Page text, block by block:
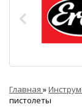
Главная »
пистолеты